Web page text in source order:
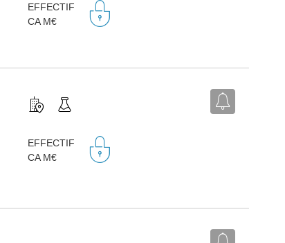
EFFECTIF
CA M€
EFFECTIF
CA M€